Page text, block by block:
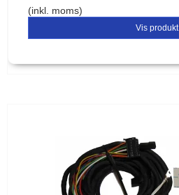
(inkl. moms)
Vis produkt